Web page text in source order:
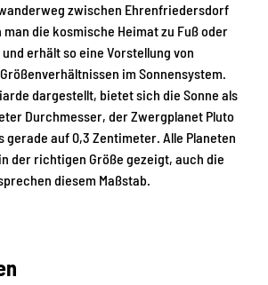
zwischen Ehrenfriedersdorf
die kosmische Heimat zu Fuß oder
erhält so eine Vorstellung von
im Sonnensystem.
dargestellt, bietet sich die Sonne als
Durchmesser, der Zwergplanet Pluto
gerade auf 0,3 Zentimeter. Alle Planeten
der richtigen Größe gezeigt, auch die
diesem Maßstab.